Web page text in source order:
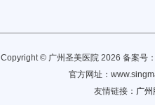
Copyright © 广州圣美医院 2026 备案号：
官方网址：
友情链接： 广